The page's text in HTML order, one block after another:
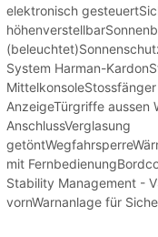
elektronisch
System Harman-
AnzeigeTürgriffe aussen
AnschlussVerglasung
mit
Stability Management -
vornWarnanlage für